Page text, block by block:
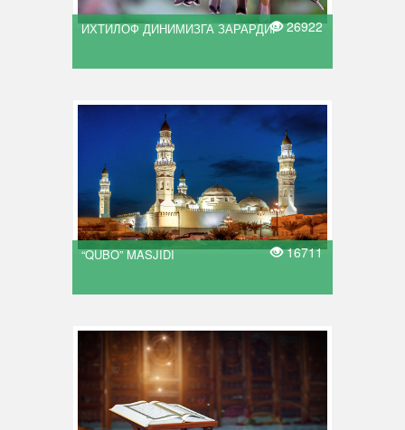
ИХТИЛОФ ДИНИМИЗГА ЗАРАРДИР26922
“QUBO” MASJIDI 16711